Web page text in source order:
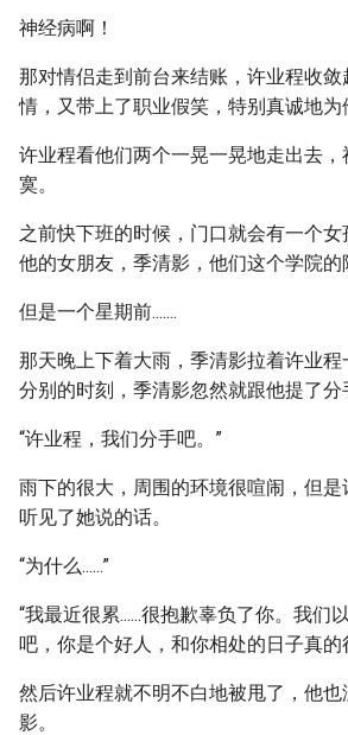
神经病啊！
那对情侣走到前台来结账，许业程收
情，又带上了职业假笑，特别真诚地为
许业程看他们两个一晃一晃地走出去
寞。
之前快下班的时候，门口就会有一个
他的女朋友，季清影，他们这个学院的
但是一个星期前.......
那天晚上下着大雨，季清影拉着许业
分别的时刻，季清影忽然就跟他提了分
“许业程，我们分手吧。”
雨下的很大，周围的环境很喧闹，但
听见了她说的话。
“为什么......”
“我最近很累......很抱歉辜负了你。我们
吧，你是个好人，和你相处的日子真的
然后许业程就不明不白地被甩了，他
影。